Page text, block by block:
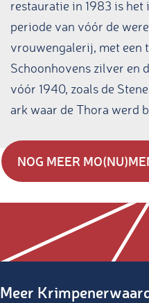
restauratie in 1983 is
periode van vóór de
vrouwengalerij, met een
Schoonhovens zilver en
vóór 1940, zoals de
ark waar de Thora werd
NOG MEER
Meer